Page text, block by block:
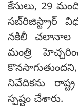
కేసులు, 29
సబ్‌రిజిస్ట్రార్‌
నకిలీ చలానాల
మంత్రి
నివేదికను
స్పష్టం చేశారు.